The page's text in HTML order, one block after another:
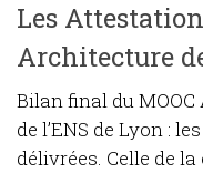
Les
Architecture
Bilan final du
de l’ENS de Lyon :
délivrées. Celle de